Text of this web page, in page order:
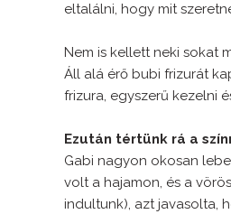
eltalálni, hogy mit
Nem is kellett neki sokat
Áll alá érő bubi frizurát
frizura, egyszerű kezelni
Ezután tértünk rá a
Gabi nagyon okosan
volt a hajamon, és a
indultunk), azt javasolta,